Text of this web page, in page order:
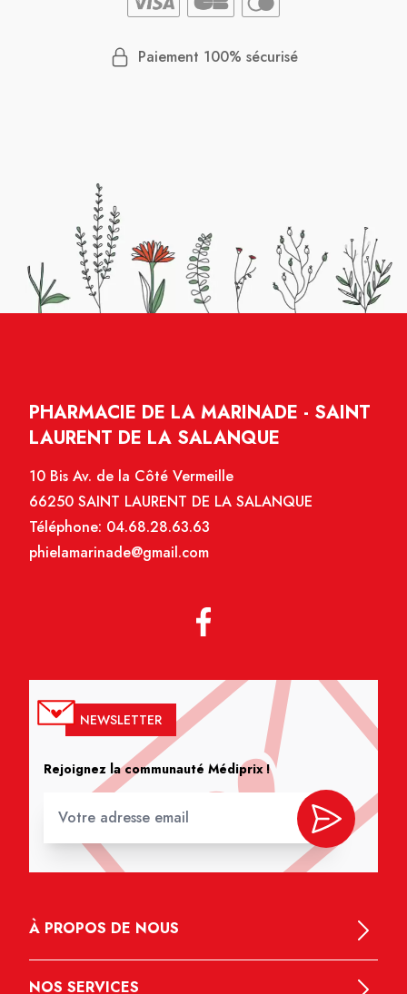
Paiement 100% sécurisé
PHARMACIE DE LA MARINADE - SAINT
LAURENT DE LA SALANQUE
10 Bis Av. de la Côté Vermeille
66250 SAINT LAURENT DE LA SALANQUE
Téléphone: 04.68.28.63.63
phielamarinade@gmail.com
NEWSLETTER
Rejoignez la communauté Médiprix !
À PROPOS DE NOUS
NOS SERVICES